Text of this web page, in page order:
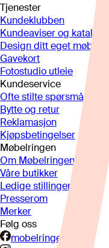
Tjenester
Kundeklubben
Kundeaviser og kataloger
Design ditt eget møbel
Gavekort
Fotostudio utleie
Kundeservice
Ofte stilte spørsmål
Bytte og retur
Reklamasjon
Kjøpsbetingelser
Møbelringen
Om Møbelringen
Våre butikker
Ledige stillinger
Presserom
Merker
Følg oss
mobelringen.no